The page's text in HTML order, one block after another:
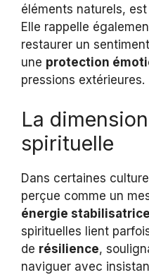
éléments naturels,
Elle rappelle
restaurer un
une protection
pressions extérieures.
La
spirituelle
Dans certaines
perçue comme un
énergie stabilisatrice
spirituelles lient
de résilience,
naviguer avec